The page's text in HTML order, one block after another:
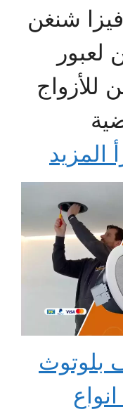
شنغن
لعبور
للأزواج
المزيد
انواع